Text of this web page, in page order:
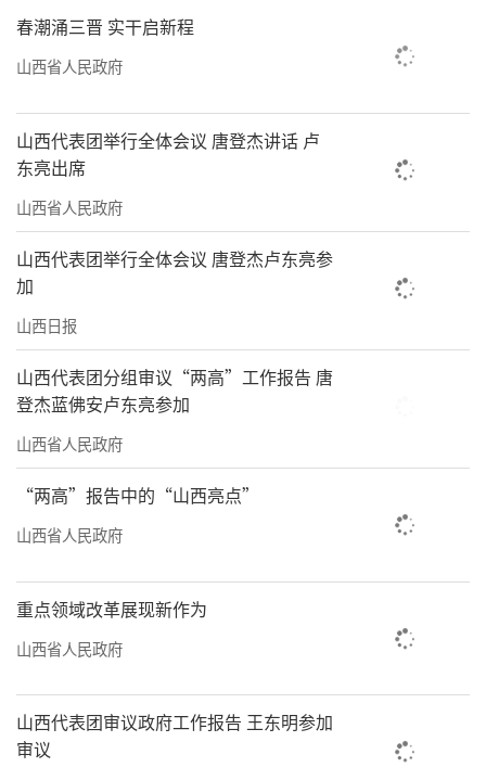
春潮涌三晋 实干启新程
山西省人民政府
山西代表团举行全体会议 唐登杰讲话 卢
东亮出席
山西省人民政府
山西代表团举行全体会议 唐登杰卢东亮参
加
山西日报
山西代表团分组审议“两高”工作报告 唐
登杰蓝佛安卢东亮参加
山西省人民政府
“两高”报告中的“山西亮点”
山西省人民政府
重点领域改革展现新作为
山西省人民政府
山西代表团审议政府工作报告 王东明参加
审议